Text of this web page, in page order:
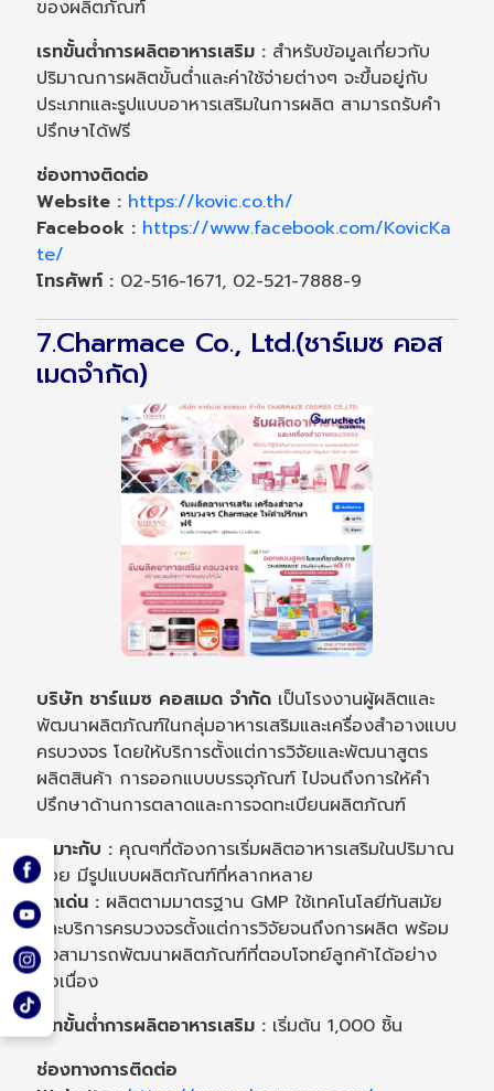
ของผลิตภัณฑ์
เรทขั้นต่ำการผลิตอาหารเสริม : สำหรับข้อมูลเกี่ยวกับ
ปริมาณการผลิตขั้นต่ำและค่าใช้จ่ายต่างๆ จะขึ้นอยู่กับ
ประเภทและรูปแบบอาหารเสริมในการผลิต สามารถรับคำ
ปรึกษาได้ฟรี
ช่องทางติดต่อ
Website : https://kovic.co.th/
Facebook : https://www.facebook.com/KovicKa
te/
โทรศัพท์ : 02-516-1671, 02-521-7888-9
7.Charmace Co., Ltd.(ชาร์เมซ คอส
เมดจำกัด)
บริษัท ชาร์แมซ คอสเมด จำกัด เป็นโรงงานผู้ผลิตและ
พัฒนาผลิตภัณฑ์ในกลุ่มอาหารเสริมและเครื่องสำอางแบบ
ครบวงจร โดยให้บริการตั้งแต่การวิจัยและพัฒนาสูตร
ผลิตสินค้า การออกแบบบรรจุภัณฑ์ ไปจนถึงการให้คำ
ปรึกษาด้านการตลาดและการจดทะเบียนผลิตภัณฑ์
เหมาะกับ : คุณๆที่ต้องการเริ่มผลิตอาหารเสริมในปริมาณ
น้อย มีรูปแบบผลิตภัณฑ์ที่หลากหลาย
จุดเด่น : ผลิตตามมาตรฐาน GMP ใช้เทคโนโลยีทันสมัย
และบริการครบวงจรตั้งแต่การวิจัยจนถึงการผลิต พร้อม
ทั้งสามารถพัฒนาผลิตภัณฑ์ที่ตอบโจทย์ลูกค้าได้อย่าง
ต่อเนื่อง
เรทขั้นต่ำการผลิตอาหารเสริม : เริ่มต้น 1,000 ชิ้น
ช่องทางการติดต่อ